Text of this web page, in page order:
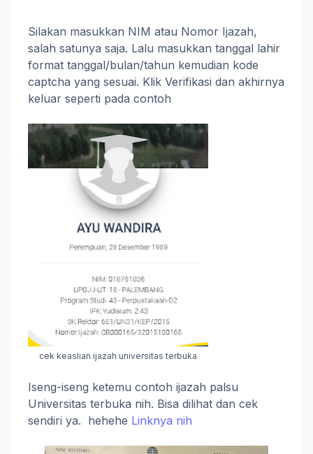
Silakan masukkan NIM atau Nomor Ijazah,
salah satunya saja. Lalu masukkan tanggal lahir
format tanggal/bulan/tahun kemudian kode
captcha yang sesuai. Klik Verifikasi dan akhirnya
keluar seperti pada contoh
cek keaslian ijazah universitas terbuka
Iseng-iseng ketemu contoh ijazah palsu
Universitas terbuka nih. Bisa dilihat dan cek
sendiri ya. hehehe Linknya nih